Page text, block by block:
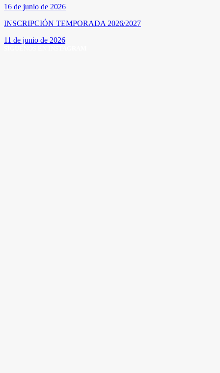
16 de junio de 2026
INSCRIPCIÓN TEMPORADA 2026/2027
11 de junio de 2026